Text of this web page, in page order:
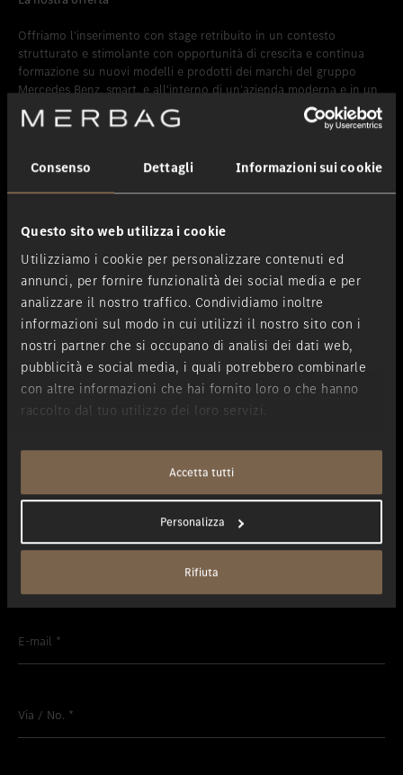
Consenso Dettagli Informazioni sui cookie
Questo sito web utilizza i cookie
Utilizziamo i cookie per personalizzare contenuti ed
annunci, per fornire funzionalità dei social media e per
analizzare il nostro traffico. Condividiamo inoltre
informazioni sul modo in cui utilizzi il nostro sito con i
nostri partner che si occupano di analisi dei dati web,
pubblicità e social media, i quali potrebbero combinarle
con altre informazioni che hai fornito loro o che hanno
raccolto dal tuo utilizzo dei loro servizi.
Accetta tutti
Personalizza
Rifiuta
Offriamo l'inserimento con stage retribuito in un contesto
strutturato e stimolante con opportunità di crescita e continua
formazione su nuovi modelli e prodotti dei marchi del gruppo
Mercedes Benz, smart, e all'interno di un’azienda moderna e in un
ambiente di lavoro dinamico in cui potrà mettere in pratica le sue
capacità e il suo impegno quotidiano.
Abbiamo destato il suo interesse? Attendiamo la sua candidatura
I campi contrassegnati con un * sono obbligatori.
I suoi dati di contatto
Appellativo *
Cognome*
E-mail *
Via / No. *